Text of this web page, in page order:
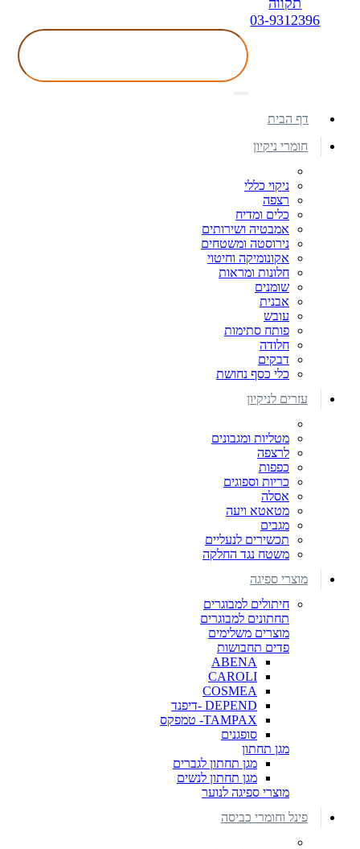
תקווה
03-9312396
דף הבית
חומרי ניקיון
ניקוי כללי
רצפה
כלים ומדיח
אמבטיה ושירותים
נירוסטה ומשטחים
אקונומיקה וחיטוי
חלונות ומראות
שומנים
אבנית
עובש
פותח סתימות
חלודה
דבקים
כלי כסף נחושת
עזרים לניקיון
מטליות ומגבונים
לרצפה
כפפות
כריות וספוגים
אסלה
מטאטא ויעה
מגבים
תכשירים לנעליים
משטח נגד החלקה
מוצרי ספיגה
חיתולים למבוגרים
תחתונים למבוגרים
מוצרים משלימים
פדים תחבושות
ABENA
CAROLI
COSMEA
DEPEND -דיפנד
TAMPAX- טמפקס
סופגנים
מגן תחתון
מגן תחתון לגברים
מגן תחתון לנשים
מוצרי ספיגה לנוער
פינל וחומרי כביסה